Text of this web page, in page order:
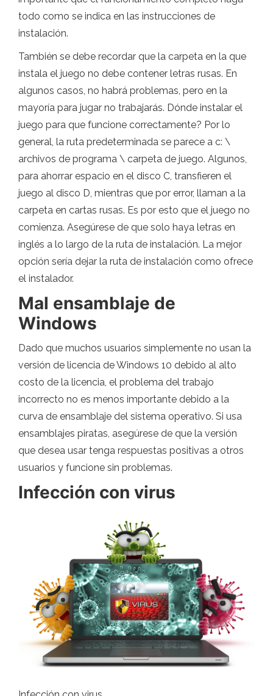
todo como se indica en las instrucciones de
instalación.
También se debe recordar que la carpeta en la que
instala el juego no debe contener letras rusas. En
algunos casos, no habrá problemas, pero en la
mayoría para jugar no trabajarás. Dónde instalar el
juego para que funcione correctamente? Por lo
general, la ruta predeterminada se parece a c: \
archivos de programa \ carpeta de juego. Algunos,
para ahorrar espacio en el disco C, transfieren el
juego al disco D, mientras que por error, llaman a la
carpeta en cartas rusas. Es por esto que el juego no
comienza. Asegúrese de que solo haya letras en
inglés a lo largo de la ruta de instalación. La mejor
opción sería dejar la ruta de instalación como ofrece
el instalador.
Mal ensamblaje de
Windows
Dado que muchos usuarios simplemente no usan la
versión de licencia de Windows 10 debido al alto
costo de la licencia, el problema del trabajo
incorrecto no es menos importante debido a la
curva de ensamblaje del sistema operativo. Si usa
ensamblajes piratas, asegúrese de que la versión
que desea usar tenga respuestas positivas a otros
usuarios y funcione sin problemas.
Infección con virus